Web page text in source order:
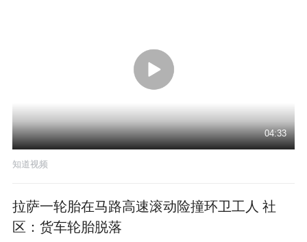
04:33
知道视频
拉萨一轮胎在马路高速滚动险撞环卫工人 社
区：货车轮胎脱落